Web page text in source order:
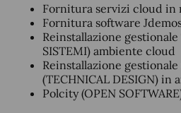
Fornitura servizi cloud in
Fornitura software
Reinstallazione gestionale
SISTEMI) ambiente cloud
Reinstallazione gestionale
(TECHNICAL DESIGN) in
Polcity (OPEN